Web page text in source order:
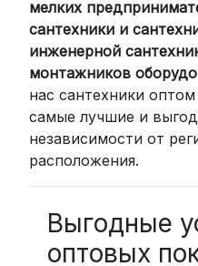
проверенными
компаниями:
СДЭК:
пункта
курьером до
Стоимость
рублей
пунктов
Сроки — от 2
350 рублей
мелких
сантехники и
инженерной
монтажников
нас сантехники
самые лучшие и
независимости от
расположения.
Выгодные
оптовых